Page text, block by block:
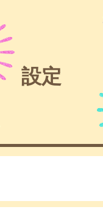
設定